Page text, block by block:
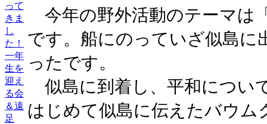
って
きま
し
た！
一年
生を
迎え
る会
＆遠
足
今年の野外活動のテーマ
です。船にのっていざ似島に
ったです。
似島に到着し、平和につい
はじめて似島に伝えたバウム